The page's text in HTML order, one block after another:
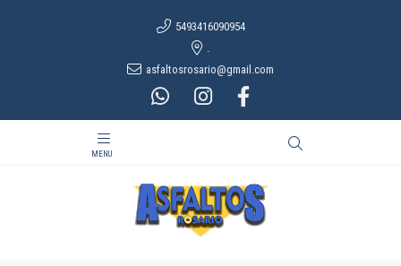
5493416090954
.
asfaltosrosario@gmail.com